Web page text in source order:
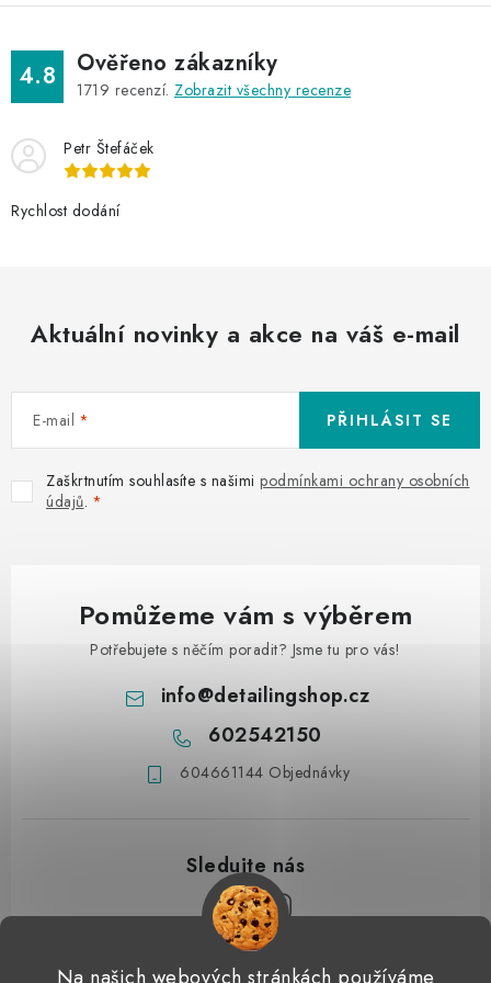
4.8 Ověřeno zákazníky
1719 recenzí. Zobrazit všechny recenze
Petr Štefáček
Rychlost dodání
Aktuální novinky a akce na váš e-mail
E-mail
Zaškrtnutím souhlasíte s našimi podmínkami ochrany osobních
údajů.
PŘIHLÁSIT SE
Pomůžeme vám s výběrem
Potřebujete s něčím poradit? Jsme tu pro vás!
info@detailingshop.cz
602542150
604661144 Objednávky